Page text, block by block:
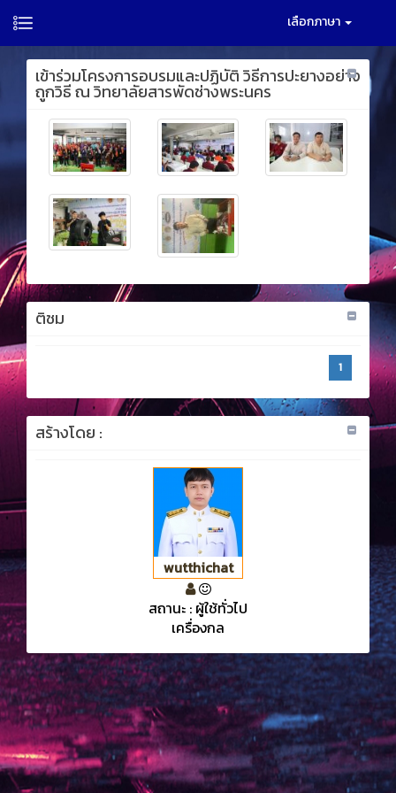
เลือกภาษา
เข้าร่วมโครงการอบรมและปฏิบัติ วิธีการปะยางอย่าง
ถูกวิธี ณ วิทยาลัยสารพัดช่างพระนคร
ติชม
1
สร้างโดย :
wutthichat
สถานะ : ผู้ใช้ทั่วไป
เครื่องกล